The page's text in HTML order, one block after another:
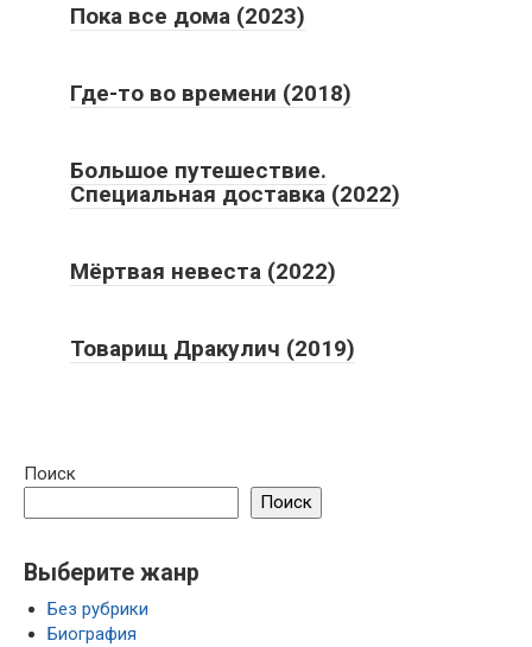
Пока все дома (2023)
Где-то во времени (2018)
Большое путешествие.
Специальная доставка (2022)
Мёртвая невеста (2022)
Товарищ Дракулич (2019)
Поиск
Поиск
Выберите жанр
Без рубрики
Биография